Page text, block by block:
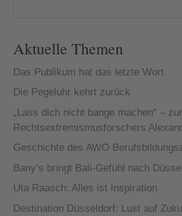
Aktuelle Themen
Das Publikum hat das letzte Wort
Die Pegeluhr kehrt zurück
„Lass dich nicht bange machen“ –
Rechtsextremismusforschers
Geschichte des AWO
Bany’s bringt Bali-Gefühl nach
Uta Raasch: Alles ist Inspiration
Destination Düsseldorf: Lust auf